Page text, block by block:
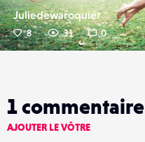
Juliedewaroquier
8 31 0
1commentaire
AJOUTER LE VÔTRE